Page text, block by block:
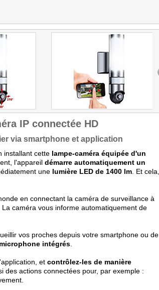
IP connectée HD
via smartphone et application
installant cette lampe-caméra équipée d'un
l'appareil démarre automatiquement un
une lumière LED de 1400 lm . Et cela,
en connectant la caméra de surveillance à
caméra vous informe automatiquement de
vos proches depuis votre smartphone ou de
intégrés
et contrôlez-les de manière
des actions connectées pour, par exemple :